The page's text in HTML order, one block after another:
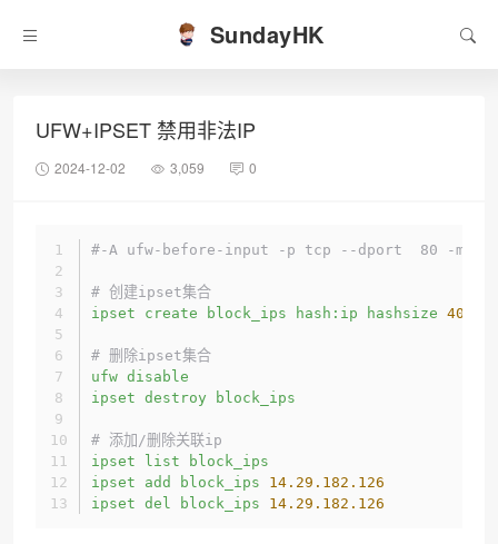
SundayHK
UFW+IPSET 禁用非法IP
2024-12-02 3,059 0
#-A ufw-before-input -p tcp --dport  80 -m
# 创建ipset集合
ipset
create block_ips hash:ip hashsize 4096
# 删除ipset集合
ufw disable
ipset
destroy block_ips
# 添加/删除关联ip
ipset
list
block_ips
ipset
add block_ips 14.29 .182 .126
ipset
del block_ips 14.29 .182 .126